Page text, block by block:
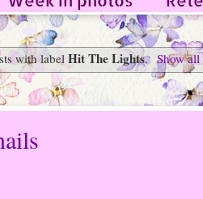
with labelHit The Lights. Show all